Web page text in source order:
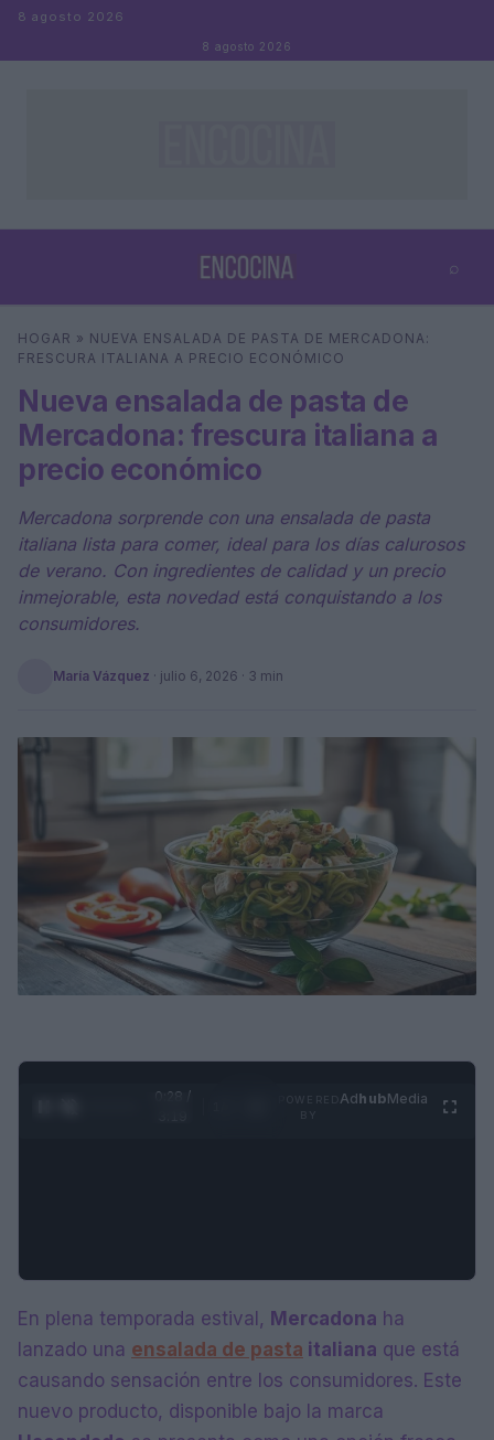
Saltar al contenido
8 agosto 2026
8 agosto 2026
⌕
Buscar ⌕
HOGAR » NUEVA ENSALADA DE PASTA DE MERCADONA:
FRESCURA ITALIANA A PRECIO ECONÓMICO
Nueva ensalada de pasta de
Mercadona: frescura italiana a
precio económico
Mercadona sorprende con una ensalada de pasta
italiana lista para comer, ideal para los días calurosos
de verano. Con ingredientes de calidad y un precio
inmejorable, esta novedad está conquistando a los
consumidores.
María Vázquez · julio 6, 2026 · 3 min
0:28 /
AdhubMedia
En plena temporada estival, Mercadona ha
lanzado una ensalada de pasta italiana que está
causando sensación entre los consumidores. Este
nuevo producto, disponible bajo la marca